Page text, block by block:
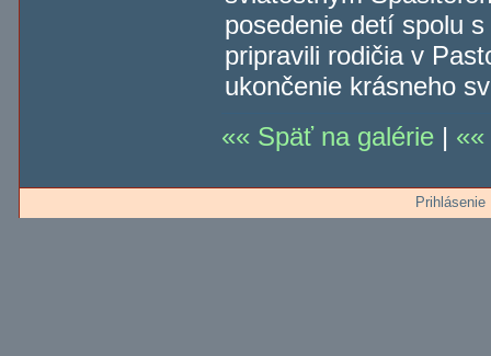
posedenie detí spolu
pripravili rodičia v
ukončenie krásneho
Späť na galérie |
Prihlásenie